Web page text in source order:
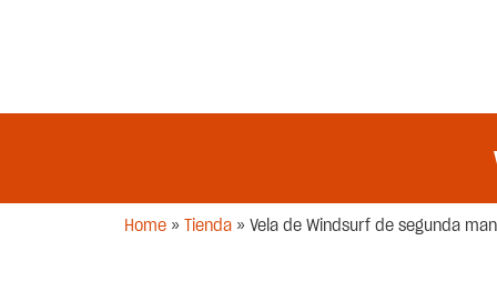
Home » Tienda » Vela de Windsurf de segunda